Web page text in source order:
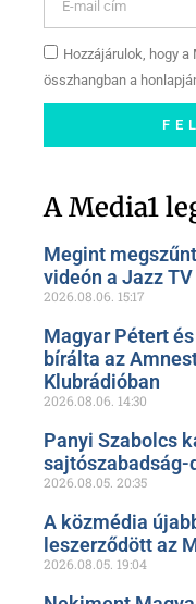
Hozzájárulok, hogy
összhangban a
oldalunkon!
A Media1
Megint
videón a Jazz
2026.08.06. 15:17
Magyar Pétert
bírálta az
Klubrádióban
2026.08.06. 14:30
Panyi Szabolcs
sajtószabadság-
2026.08.05. 20:35
A közmédia
leszerződött az
2026.08.05. 19:04